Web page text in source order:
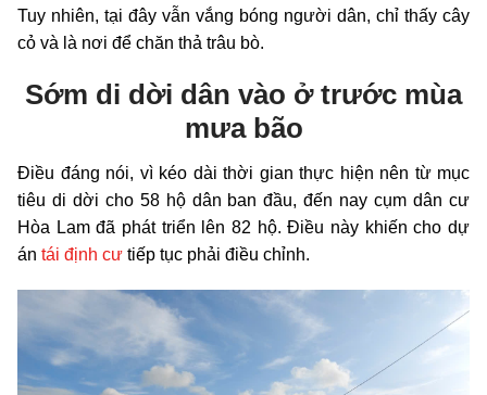
Tuy nhiên, tại đây vẫn vắng bóng người dân, chỉ thấy cây
cỏ và là nơi để chăn thả trâu bò.
Sớm di dời dân vào ở trước mùa
mưa bão
Điều đáng nói, vì kéo dài thời gian thực hiện nên từ mục
tiêu di dời cho 58 hộ dân ban đầu, đến nay cụm dân cư
Hòa Lam đã phát triển lên 82 hộ. Điều này khiến cho dự
án tái định cư tiếp tục phải điều chỉnh.